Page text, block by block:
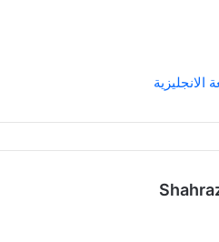
الانجليزية